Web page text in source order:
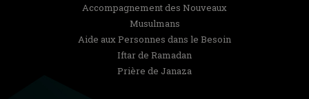
Accompagnement des Nouveaux
Musulmans
Aide aux Personnes dans le Besoin
Iftar de Ramadan
Prière de Janaza